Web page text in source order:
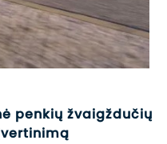
penkių žvaigždučių
įvertinimą